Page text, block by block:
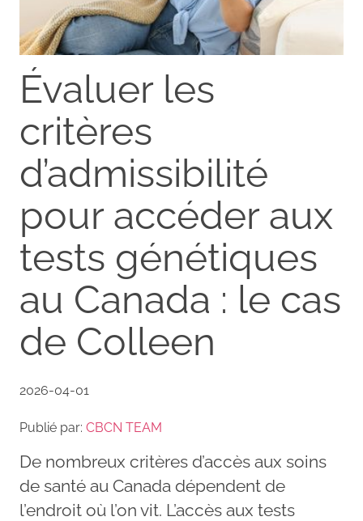
Évaluer les
critères
d’admissibilité
pour accéder aux
tests génétiques
au Canada : le cas
de Colleen
2026-04-01
Publié par: CBCN TEAM
De nombreux critères d’accès aux soins
de santé au Canada dépendent de
l’endroit où l’on vit. L’accès aux tests